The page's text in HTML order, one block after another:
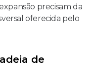
precisam da
oferecida pelo
de